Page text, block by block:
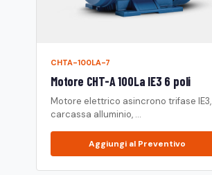
CHTA-100LA-7
Motore CHT-A 100La IE3 6 poli
Motore elettrico asincrono trifase IE3,
carcassa alluminio, ...
Aggiungi al Preventivo